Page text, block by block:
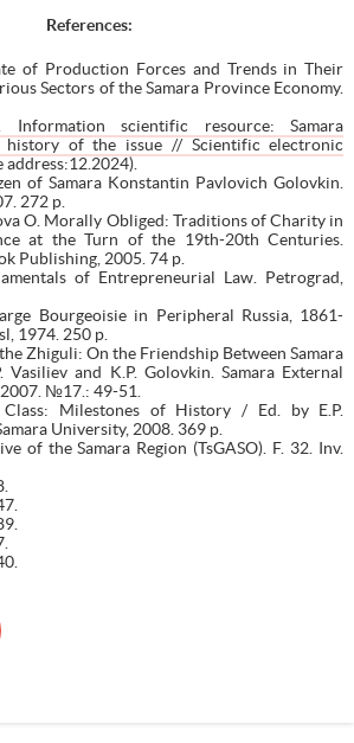
References:
of Production Forces and Trends in Their
Sectors of the Samara Province Economy.
Information scientific resource: Samara
history of the issue // Scientific electronic
address:12.2024).
of Samara Konstantin Pavlovich Golovkin.
272 p.
O. Morally Obliged: Traditions of Charity in
at the Turn of the 19th-20th Centuries.
Publishing, 2005. 74 p.
of Entrepreneurial Law. Petrograd,
Bourgeoisie in Peripheral Russia, 1861-
1974. 250 p.
Zhiguli: On the Friendship Between Samara
Vasiliev and K.P. Golovkin. Samara External
№17.: 49-51.
Class: Milestones of History / Ed. by E.P.
University, 2008. 369 p.
of the Samara Region (TsGASO). F. 32. Inv.